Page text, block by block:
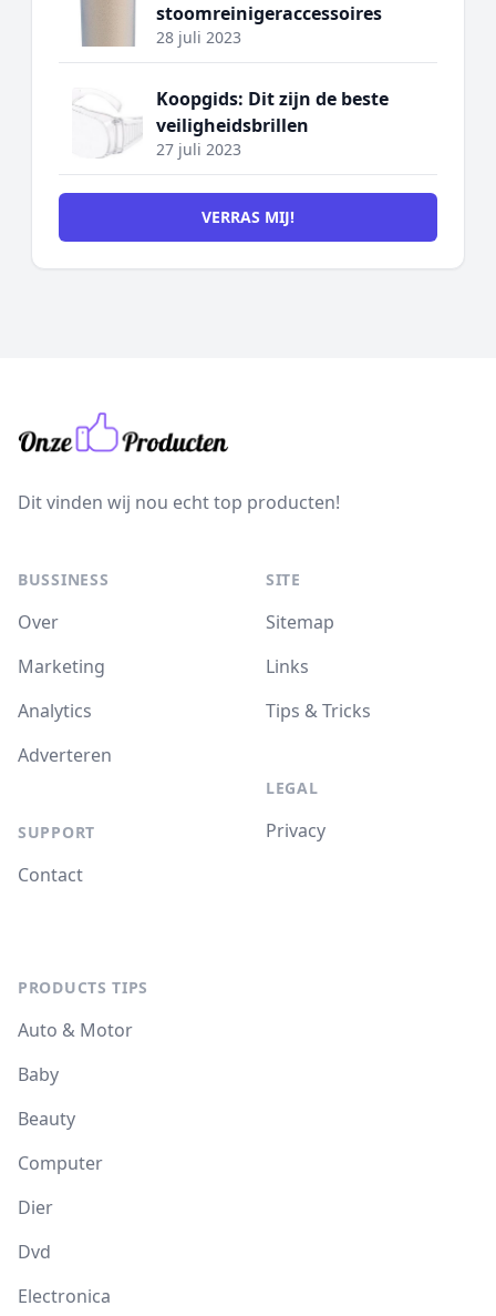
stoomreinigeraccessoires
28 juli 2023
Koopgids: Dit zijn de beste
veiligheidsbrillen
27 juli 2023
VERRAS MIJ!
Dit vinden wij nou echt top producten!
BUSSINESS
Over
Marketing
Analytics
Adverteren
SUPPORT
Contact
SITE
Sitemap
Links
Tips & Tricks
LEGAL
Privacy
PRODUCTS TIPS
Auto & Motor
Baby
Beauty
Computer
Dier
Dvd
Electronica